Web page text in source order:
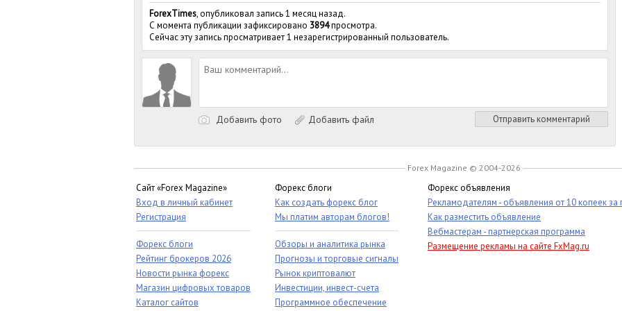
ForexTimes, опубликовал запись 1 месяц назад.
С момента публикации зафиксировано 3894просмотра.
Сейчас эту запись просматривает 1 незарегистрированный пользователь.
Добавить фото Добавить файл Отправить комментарий
Forex Magazine © 2004-2026
Сайт «Forex Magazine»
Вход в личный кабинет
Регистрация
Форекс блоги
Рейтинг брокеров 2026
Новости рынка форекс
Магазин цифровых товаров
Каталог сайтов
Форекс блоги
Как создать форекс блог
Мы платим авторам блогов!
Обзоры и аналитика рынка
Прогнозы и торговые сигналы
Рынок криптовалют
Инвестиции, инвест-счета
Программное обеспечение
Форекс объявления
Рекламодателям - объявления от 10 копеек за
Как разместить объявление
Вебмастерам - партнерская программа
Размещение рекламы на сайте FxMag.ru